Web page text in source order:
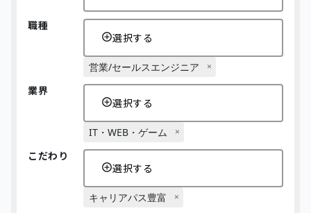
職種
選択する
営業/セールスエンジニア
業界
選択する
IT・WEB・ゲーム
こだわり
選択する
キャリアパス豊富